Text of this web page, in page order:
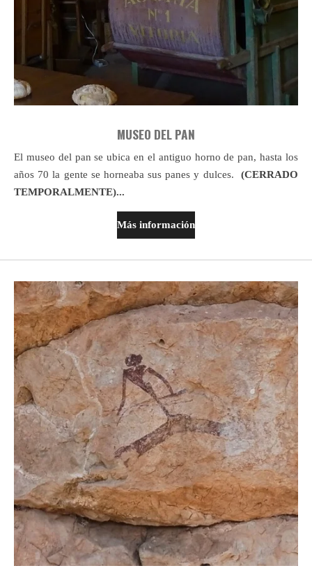
MUSEO DEL PAN
El museo del pan se ubica en el antiguo horno de pan, hasta los
años 70 la gente se horneaba sus panes y dulces.
(CERRADO
TEMPORALMENTE)...
Más información